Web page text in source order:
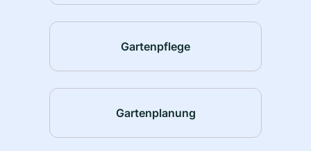
Gartenpflege
Gartenplanung